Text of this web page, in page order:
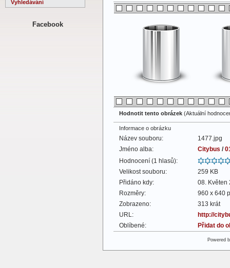
Vyhledávání
Facebook
Hodnotit tento obrázek (Aktuální
Informace o obrázku
Název souboru:
1477.jpg
Jméno alba:
Citybus /
Hodnocení (1 hlasů):
Velikost souboru:
259 KB
Přidáno kdy:
08. Květen
Rozměry:
960 x 640
Zobrazeno:
313 krát
URL:
http://
Oblíbené:
Přidat do
Powered